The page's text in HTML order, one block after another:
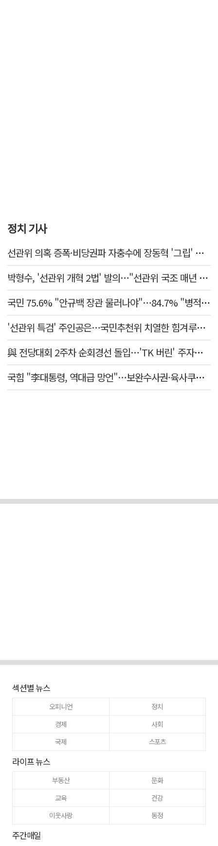
정치 기사
선관위 의혹 증폭·비당권파 자충수에 장동혁 '그립' 더 강해졌다
박형수, '선관위 개혁 2법' 발의…"선관위 국조 매년 실시"
국민 75.6% "안규백 장관 물러나야"…84.7% "병적기록부 공개해야"
'선관위 특검' 주인공은…국민추천위 치열한 힘겨루기 나설 듯
與 전당대회 2주차 순회경선 돌입…'TK 버린' 주자들 향배는?
국힘 "李대통령, 역대급 망언"…보완수사권·육사쿠데타·세제개편안·ETF '맹공'
섹션별 뉴스
오피니언
정치
경제
사회
국제
스포츠
라이프 뉴스
부동산
문화
교육
건강
이웃사랑
동정
주간매일